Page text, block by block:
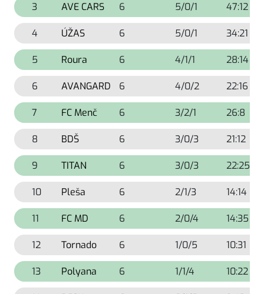
3 AVE CARS 6 5/0/1 47:12
4 ÚŽAS 6 5/0/1 34:21
5 Roura 6 4/1/1 28:14
6 AVANGARD 6 4/0/2 22:16
7 FC Menč 6 3/2/1 26:8
8 BDŠ 6 3/0/3 21:12
9 TITAN 6 3/0/3 22:25
10 Pleša 6 2/1/3 14:14
11 FC MD 6 2/0/4 14:35
12 Tornado 6 1/0/5 10:31
13 Polyana 6 1/1/4 10:22